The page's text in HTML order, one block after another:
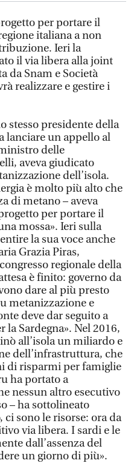
per portare il
italiana a non
Ieri la
il via libera alla joint
da Snam e Società
realizzare e gestire i
stesso presidente della
lanciare un appello al
delle
aveva giudicato
dell’isola.
è molto più alto che
di metano – aveva
per portare il
mossa». Ieri sulla
la sua voce anche
Grazia Piras,
regionale della
è finito: governo da
dare al più presto
metanizzazione e
deve dar seguito a
la Sardegna». Nel 2016,
all’isola un miliardo e
dell’infrastruttura, che
di risparmi per famiglie
ha portato a
nessun altro esecutivo
– ha sottolineato
ci sono le risorse: ora da
via libera. I sardi e le
dall’assenza del
un giorno di più».